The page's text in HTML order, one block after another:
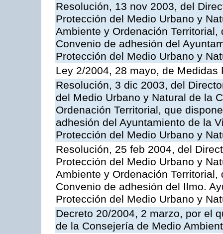
Resolución, 13 nov 2003, del
Protección del Medio Urbano y
Ambiente y Ordenación
Convenio de adhesión del
Protección del Medio Urbano y
Ley 2/2004, 28 mayo, de Medidas
Resolución, 3 dic 2003, del
del Medio Urbano y Natural de la
Ordenación Territorial, que
adhesión del Ayuntamiento de la
Protección del Medio Urbano y
Resolución, 25 feb 2004, del
Protección del Medio Urbano y
Ambiente y Ordenación
Convenio de adhesión del Ilmo.
Protección del Medio Urbano y
Decreto 20/2004, 2 marzo, por el
de la Consejería de Medio